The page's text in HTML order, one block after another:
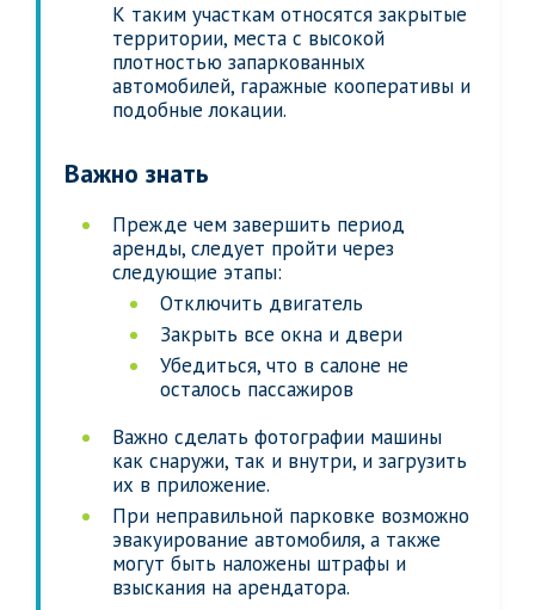
К таким участкам относятся закрытые
территории, места с высокой
плотностью запаркованных
автомобилей, гаражные кооперативы и
подобные локации.
Важно знать
Прежде чем завершить период
аренды, следует пройти через
следующие этапы:
Отключить двигатель
Закрыть все окна и двери
Убедиться, что в салоне не
осталось пассажиров
Важно сделать фотографии машины
как снаружи, так и внутри, и загрузить
их в приложение.
При неправильной парковке возможно
эвакуирование автомобиля, а также
могут быть наложены штрафы и
взыскания на арендатора.